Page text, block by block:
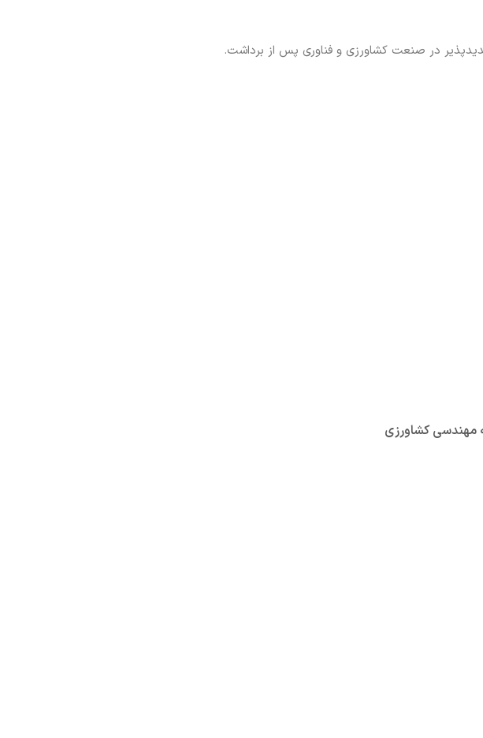
در صنعت کشاورزی و فناوری پس از برداشت.
مهندسی کشاورزی